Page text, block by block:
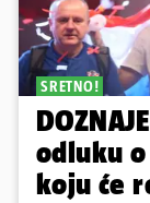
SRETNO!
odluku
koju će